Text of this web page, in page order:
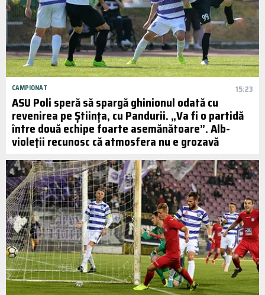
CAMPIONAT 15:23
ASU Poli speră să spargă ghinionul odată cu
revenirea pe Știința, cu Pandurii. „Va fi o partidă
între două echipe foarte asemănătoare”. Alb-
violeții recunosc că atmosfera nu e grozavă